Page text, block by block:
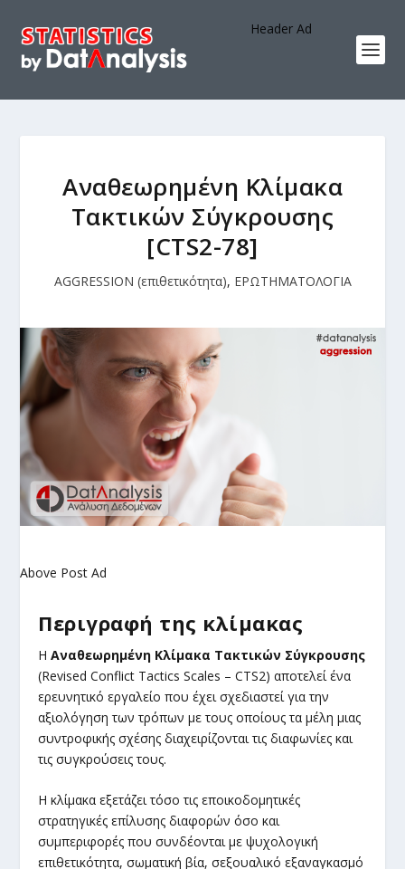
Header Ad
Αναθεωρημένη Κλίμακα
Τακτικών Σύγκρουσης
[CTS2-78]
AGGRESSION (επιθετικότητα), ΕΡΩΤΗΜΑΤΟΛΟΓΙΑ
Above Post Ad
Περιγραφή της κλίμακας
ΗΑναθεωρημένη Κλίμακα Τακτικών Σύγκρουσης
(Revised Conflict Tactics Scales – CTS2) αποτελεί ένα
ερευνητικό εργαλείο που έχει σχεδιαστεί για την
αξιολόγηση των τρόπων με τους οποίους τα μέλη μιας
συντροφικής σχέσης διαχειρίζονται τις διαφωνίες και
τις συγκρούσεις τους.
Η κλίμακα εξετάζει τόσο τις εποικοδομητικές
στρατηγικές επίλυσης διαφορών όσο και
συμπεριφορές που συνδέονται με ψυχολογική
επιθετικότητα, σωματική βία, σεξουαλικό εξαναγκασμό